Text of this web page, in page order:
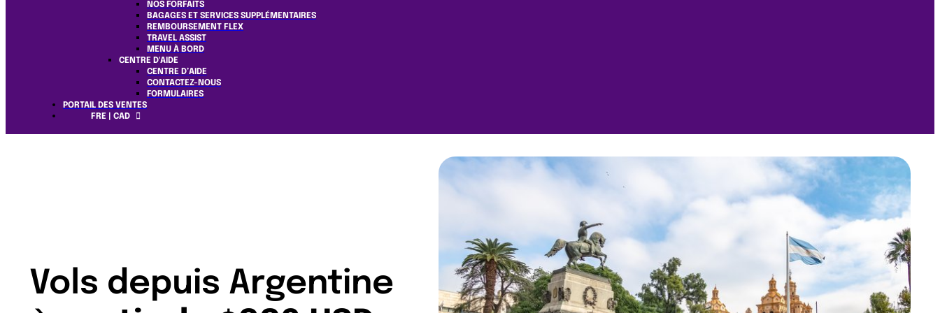
NOS FORFAITS
BAGAGES ET SERVICES SUPPLÉMENTAIRES
REMBOURSEMENT FLEX
TRAVEL ASSIST
MENU À BORD
CENTRE D'AIDE
CENTRE D’AIDE
CONTACTEZ-NOUS
FORMULAIRES
PORTAIL DES VENTES
FRE | CAD
Vols depuis Argentine